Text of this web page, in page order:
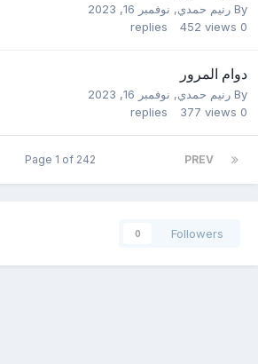
By رنيم حمدي, نوفمبر 16, 2023
0
replies 452 views
دوام المرور
By رنيم حمدي, نوفمبر 16, 2023
0
replies 377 views
PREV
Page 1 of 242
Followers
0